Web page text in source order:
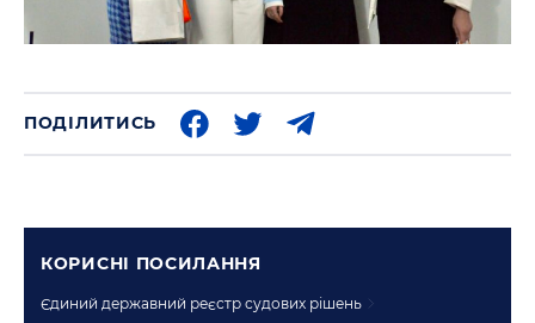
ПОДІЛИТИСЬ
КОРИСНI ПОСИЛАННЯ
Єдиний державний реєстр судових рішень